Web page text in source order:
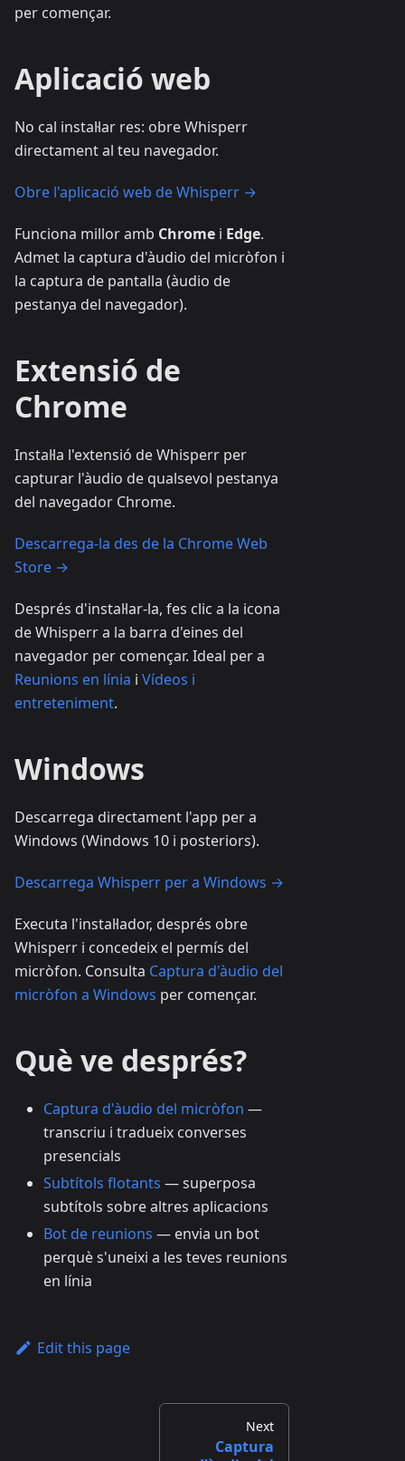
per començar.
Aplicació web
No cal instal·lar res: obre Whisperr
directament al teu navegador.
Obre l'aplicació web de Whisperr →
Funciona millor amb Chrome i Edge.
Admet la captura d'àudio del micròfon i
la captura de pantalla (àudio de
pestanya del navegador).
Extensió de
Chrome
Instal·la l'extensió de Whisperr per
capturar l'àudio de qualsevol pestanya
del navegador Chrome.
Descarrega-la des de la Chrome Web
Store →
Després d'instal·lar-la, fes clic a la icona
de Whisperr a la barra d'eines del
navegador per començar. Ideal per a
Reunions en línia i Vídeos i
entreteniment.
Windows
Descarrega directament l'app per a
Windows (Windows 10 i posteriors).
Descarrega Whisperr per a Windows →
Executa l'instal·lador, després obre
Whisperr i concedeix el permís del
micròfon. Consulta Captura d'àudio del
micròfon a Windows per començar.
Què ve després?
Captura d'àudio del micròfon —
transcriu i tradueix converses
presencials
Subtítols flotants — superposa
subtítols sobre altres aplicacions
Bot de reunions — envia un bot
perquè s'uneixi a les teves reunions
en línia
Edit this page
Next
Captura